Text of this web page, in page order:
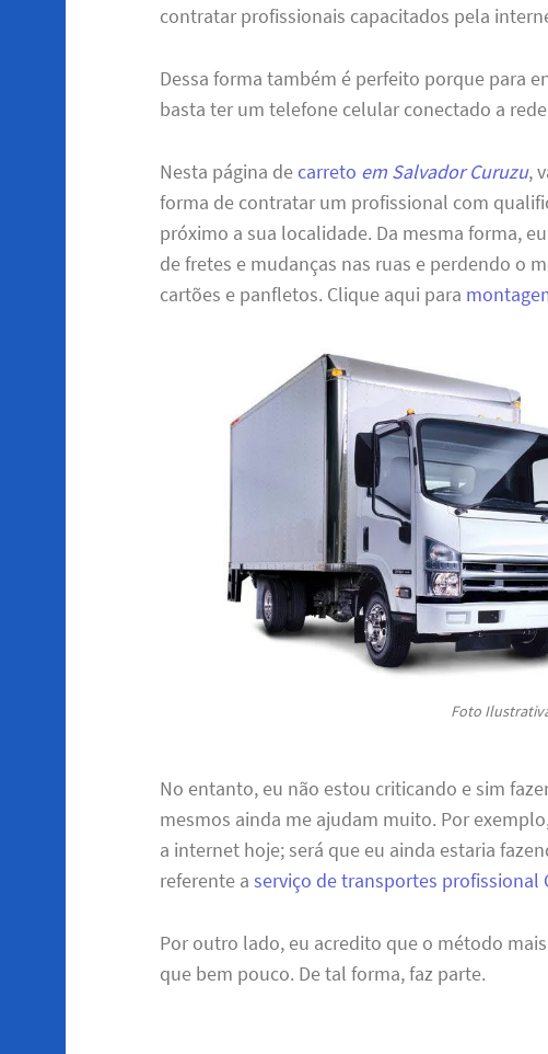
contratar profissionais capacitados pela
Dessa forma também é perfeito porque para
basta ter um telefone celular conectado a
Nesta página decarreto em Salvador Curuzu,
forma de contratar um profissional com
próximo a sua localidade. Da mesma forma,
de fretes e mudanças nas ruas e perdendo o
cartões e panfletos. Clique aqui para
Foto
No entanto, eu não estou criticando e sim
mesmos ainda me ajudam muito. Por
a internet hoje; será que eu ainda estaria
referente aserviço de transportes profissional
Por outro lado, eu acredito que o método
que bem pouco. De tal forma, faz parte.